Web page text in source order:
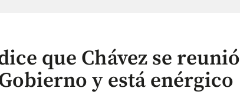
que Chávez se reunió
y está enérgico